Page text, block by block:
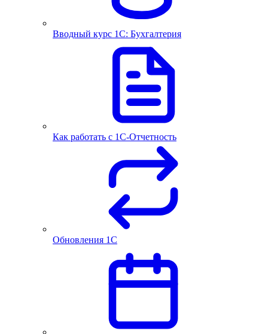
Вводный курс 1С: Бухгалтерия
Как работать с 1С‑Отчетность
Обновления 1С